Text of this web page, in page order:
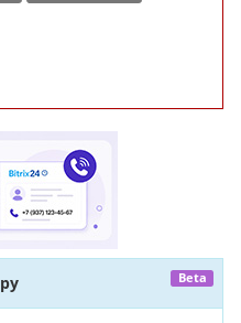
Beta